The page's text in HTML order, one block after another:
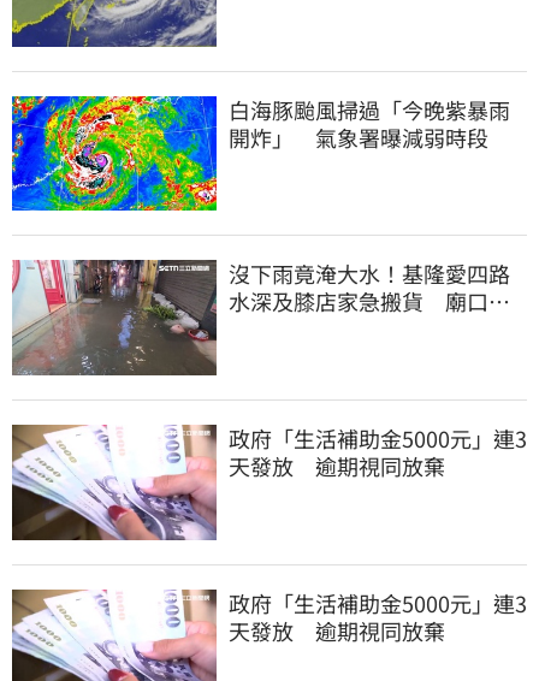
白海豚颱風掃過「今晚紫暴雨
開炸」 氣象署曝減弱時段
沒下雨竟淹大水！基隆愛四路
水深及膝店家急搬貨 廟口夜
政府「生活補助金5000元」連3
天發放 逾期視同放棄
政府「生活補助金5000元」連3
天發放 逾期視同放棄